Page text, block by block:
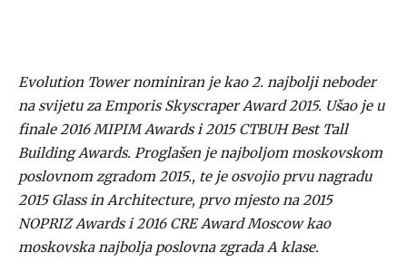
Evolution Tower nominiran je kao 2. najbolji neboder
na svijetu za Emporis Skyscraper Award 2015. Ušao je u
finale 2016 MIPIM Awards i 2015 CTBUH Best Tall
Building Awards. Proglašen je najboljom moskovskom
poslovnom zgradom 2015., te je osvojio prvu nagradu
2015 Glass in Architecture, prvo mjesto na 2015
NOPRIZ Awards i 2016 CRE Award Moscow kao
moskovska najbolja poslovna zgrada A klase.